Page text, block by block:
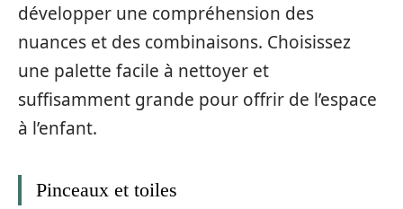
développer une compréhension des
nuances et des combinaisons. Choisissez
une palette facile à nettoyer et
suffisamment grande pour offrir de l’espace
à l’enfant.
Pinceaux et toiles